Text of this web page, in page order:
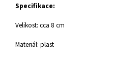
Specifikace:
Velikost: cca 8 cm
Materiál: plast